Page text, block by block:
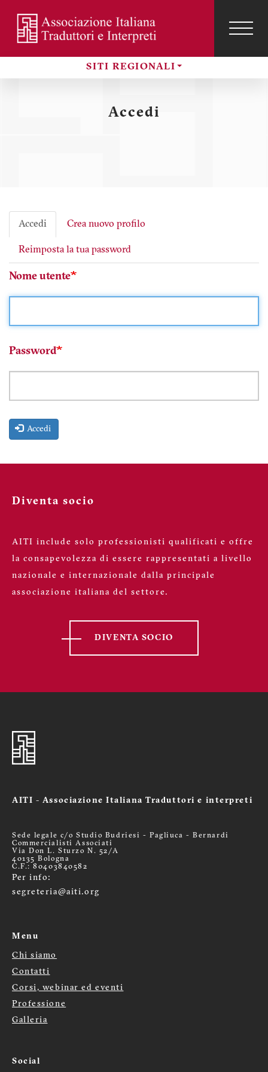
contenuto
principale
SITI REGIONALI
Menu
profilo
Accedi
Schede
primarie
Accedi Crea nuovo profilo
Reimposta la tua password
Nome utente
Password
Accedi
Diventa socio
AITI include solo professionisti qualificati e offre
la consapevolezza di essere rappresentati a livello
nazionale e internazionale dalla principale
associazione italiana del settore.
DIVENTA SOCIO
AITI - Associazione Italiana Traduttori e interpreti
Sede legale c/o Studio Budriesi - Pagliuca - Bernardi
Commercialisti Associati
Via Don L. Sturzo N. 52/A
40135 Bologna
C.F.: 80403840582
Per info:
segreteria@aiti.org
Menu
Menù
footer
Chi siamo
Contatti
Corsi, webinar ed eventi
Professione
Galleria
Social